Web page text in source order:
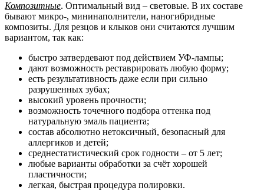
Композитные. Оптимальный вид – световые. В их составе
бывают микро-, мининаполнители, наногибридные
композиты. Для резцов и клыков они считаются лучшим
вариантом, так как:
быстро затвердевают под действием УФ-лампы;
дают возможность реставрировать любую форму;
есть результативность даже если при сильно
разрушенных зубах;
высокий уровень прочности;
возможность точечного подбора оттенка под
натуральную эмаль пациента;
состав абсолютно нетоксичный, безопасный для
аллергиков и детей;
среднестатистический срок годности – от 5 лет;
любые варианты обработки за счёт хорошей
пластичности;
легкая, быстрая процедура полировки.